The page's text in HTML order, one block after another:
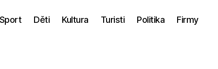
Sport Děti Kultura Turisti Politika Firmy